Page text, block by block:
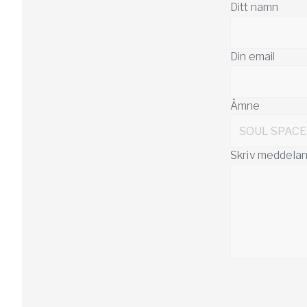
Ditt namn
Din email
Ämne
Skriv